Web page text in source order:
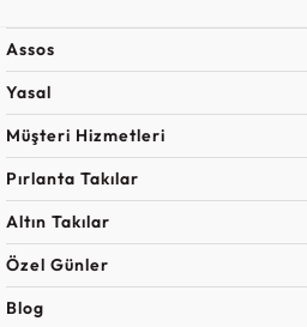
Assos
Yasal
Müşteri Hizmetleri
Pırlanta Takılar
Altın Takılar
Özel Günler
Blog